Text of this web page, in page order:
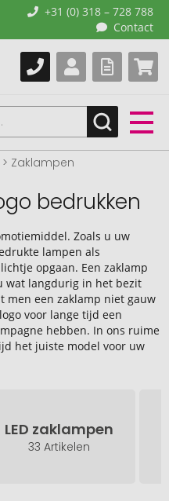
+31 (0) 318 – 728 788
Contact
Zaklampen
bedrukken
Zoals u uw
lampen als
opgaan. Een zaklamp
wat langdurig in het bezit
men een zaklamp niet gauw
voor lange tijd een
hebben. In ons ruime
het juiste model voor uw
LED zaklampen
33 Artikelen